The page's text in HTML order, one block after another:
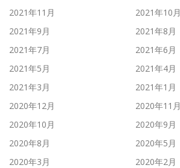
2021年11月
2021年10月
2021年9月
2021年8月
2021年7月
2021年6月
2021年5月
2021年4月
2021年3月
2021年1月
2020年12月
2020年11月
2020年10月
2020年9月
2020年8月
2020年5月
2020年3月
2020年2月